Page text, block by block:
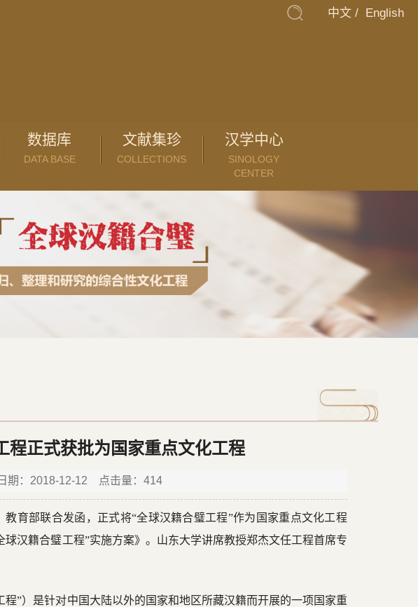
中文 / English
数据库
DATA BASE
文献集珍
COLLECTIONS
汉学中心
SINOLOGY
CENTER
程正式获批为国家重点文化工程
期：2018-12-12 点击量： 414
教育部联合发函，正式将“全球汉籍合璧工程”作为国家重点文化工程
球汉籍合璧工程”实施方案》。山东大学讲席教授郑杰文任工程首席专
程”）是针对中国大陆以外的国家和地区所藏汉籍而开展的一项国家重